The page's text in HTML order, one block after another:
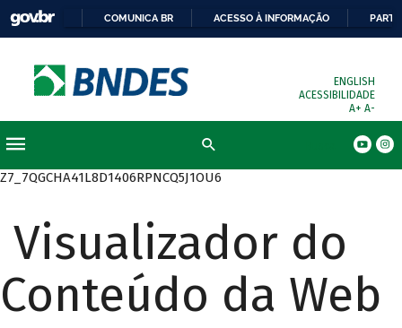
COMUNICA BR ACESSO À INFORMAÇÃO
ENGLISH
ACESSIBILIDADE
A+ A-
Z7_7QGCHA41L8D1406RPNCQ5J1OU6
Visualizador do
Conteúdo da Web